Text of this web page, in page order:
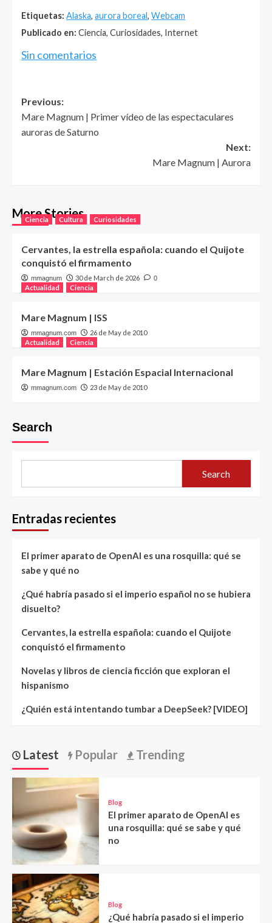
Etiquetas: Alaska, aurora boreal, Webcam
Publicado en: Ciencia, Curiosidades, Internet
Sin comentarios
Post
navigation
Previous:
Mare Magnum | Primer vídeo de las espectaculares
auroras de Saturno
Next:
Mare Magnum | Aurora
More Stories
Ciencia Cultura Curiosidades
Cervantes, la estrella española: cuando el Quijote
conquistó el firmamento
mmagnum 30 de March de 2026 0
Actualidad Ciencia
Mare Magnum | ISS
mmagnum.com
26 de May de 2010
Actualidad
Ciencia
Mare Magnum | Estación Espacial Internacional
mmagnum.com 23 de May de 2010
Search
Search
Entradas recientes
El primer aparato de OpenAI es una rosquilla: qué se
sabe y qué no
¿Qué habría pasado si el imperio español no se hubiera
disuelto?
Cervantes, la estrella española: cuando el Quijote
conquistó el firmamento
Novelas y libros de ciencia ficción que exploran el
hispanismo
¿Quién está intentando tumbar a DeepSeek? [VIDEO]
Latest Popular Trending
Blog
El primer aparato de OpenAI es
una rosquilla: qué se sabe y qué
no
Blog
¿Qué habría pasado si el imperio